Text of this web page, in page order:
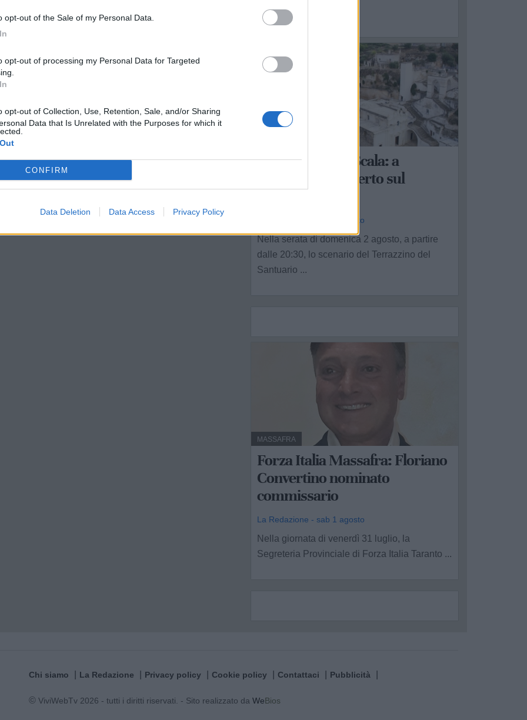
opt-out of the Sale of my Personal Data.
Data that Is Unrelated with the Purposes for which it
CONFIRM
Data Deletion Data Access Privacy Policy
dei risultati permette al gruppo podistico di
sportive della regione.
il rendimento collettivo dei propri tesserati.
tua città direttamente sul tuo smartphone.
Madonna della Scala: a
Massafra il concerto sul
cinema
La Redazione - sab 1 agosto
Nella serata di domenica 2 agosto, a partire
dalle 20:30, lo scenario del Terrazzino del
Santuario ...
MASSAFRA
Forza Italia Massafra: Floriano
Convertino nominato
commissario
La Redazione - sab 1 agosto
Nella giornata di venerdì 31 luglio, la
Segreteria Provinciale di Forza Italia Taranto ...
Chi siamo La Redazione Privacy policy Cookie policy Contattaci Pubblicità
© ViviWebTv 2026 - tutti i diritti riservati. - Sito realizzato da WeBios